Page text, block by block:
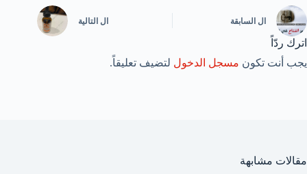
ال السابقة ال التالية
اترك ردّاً
يجب أنت تكون مسجل الدخول لتضيف تعليقاً.
مقالات مشابهة